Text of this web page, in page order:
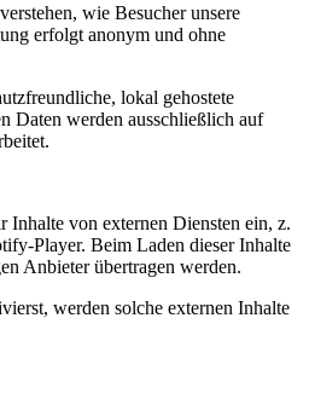
wie Besucher unsere
erfolgt anonym und ohne
lokal gehostete
Daten werden ausschließlich auf
von externen Diensten ein, z.
Player. Beim Laden dieser Inhalte
Anbieter übertragen werden.
werden solche externen Inhalte